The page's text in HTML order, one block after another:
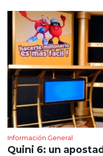
Información General
Quini 6: un